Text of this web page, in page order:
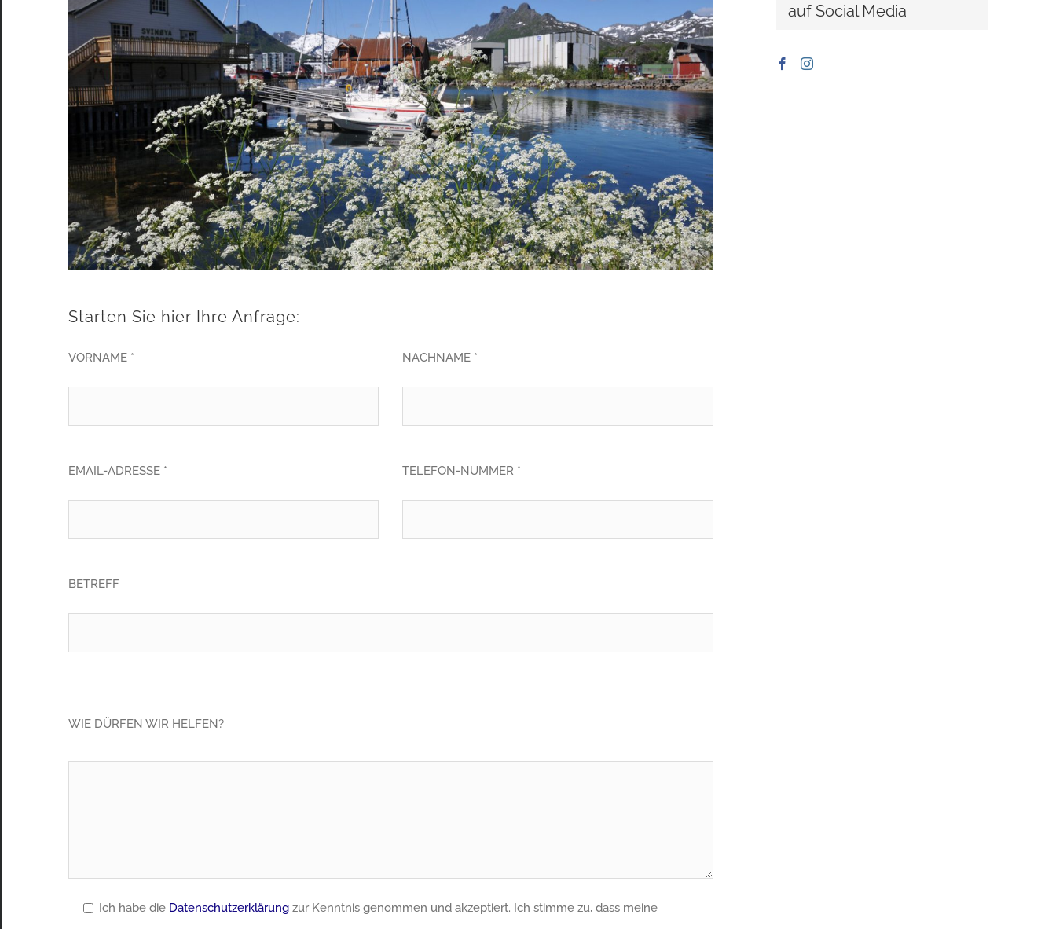
Starten Sie hier Ihre Anfrage:
VORNAME * NACHNAME *
EMAIL-ADRESSE * TELEFON-NUMMER *
BETREFF
WIE DÜRFEN WIR HELFEN?
Ich habe die Datenschutzerklärung zur Kenntnis genommen und akzeptiert. Ich stimme zu, dass meine
auf Social Media